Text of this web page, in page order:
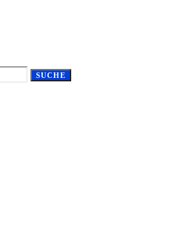
SUCHE